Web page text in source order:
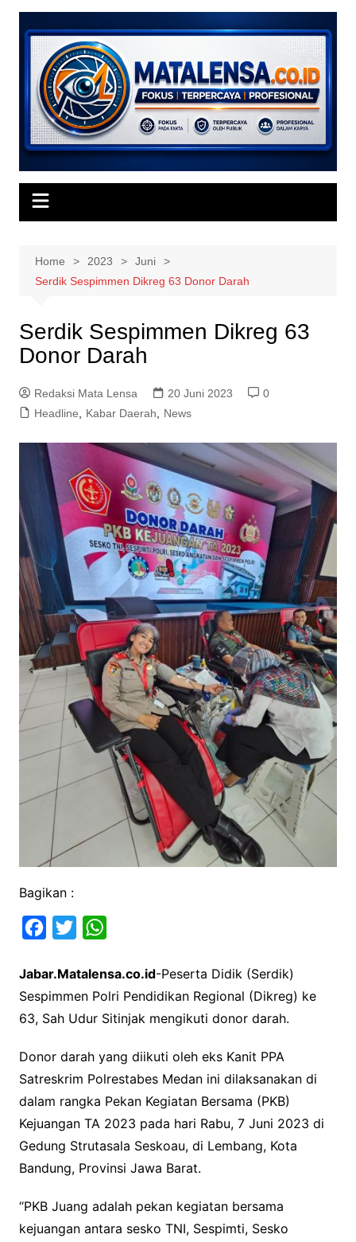
Skip
content
Home 2023
Juni
Serdik Sespimmen Dikreg 63 Donor Darah
Serdik Sespimmen Dikreg 63
Donor Darah
Redaksi Mata Lensa 20 Juni 2023
0
Headline
Kabar Daerah News
Bagikan :
c
e
b
k
i
t
t
a
t
s
p
Jabar.Matalensa.co.id-Peserta Didik (Serdik)
Sespimmen Polri Pendidikan Regional (Dikreg) ke
63, Sah Udur Sitinjak mengikuti donor darah.
Donor darah yang diikuti oleh eks Kanit PPA
Satreskrim Polrestabes Medan ini dilaksanakan di
dalam rangka Pekan Kegiatan Bersama (PKB)
Kejuangan TA 2023 pada hari Rabu, 7 Juni 2023 di
Gedung Strutasala Seskoau, di Lembang, Kota
Bandung, Provinsi Jawa Barat.
“PKB Juang adalah pekan kegiatan bersama
kejuangan antara sesko TNI, Sespimti, Sesko